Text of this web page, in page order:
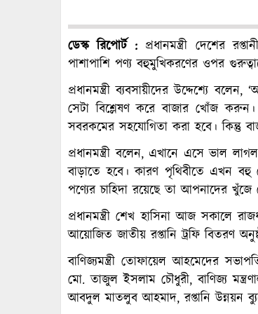
ডেস্ক রিপোর্ট : প্রধানমন্ত্রী দেশের
পাশাপাশি পণ্য বহুমুখিকরণের ওপর
প্রধানমন্ত্রী ব্যবসায়ীদের উদ্দেশ্যে
সেটা বিশ্লেষণ করে বাজার খোঁজ
সবরকমের সহযোগিতা করা হবে। কিন্তু
প্রধানমন্ত্রী বলেন, এখানে এসে ভাল
বাড়াতে হবে। কারণ পৃথিবীতে এখন
পণ্যের চাহিদা রয়েছে তা আপনাদের
প্রধানমন্ত্রী শেখ হাসিনা আজ সকালে
আয়োজিত জাতীয় রপ্তানি ট্রফি বিতরণ
বাণিজ্যমন্ত্রী তোফায়েল আহমেদের
মো. তাজুল ইসলাম চৌধুরী, বাণিজ্য
আবদুল মাতলুব আহমাদ, রপ্তানি উন্নয়ন